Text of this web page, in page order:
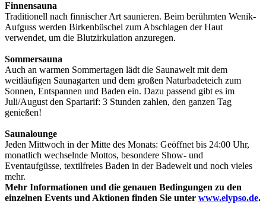
Finnensauna
Traditionell nach finnischer Art saunieren. Beim berühmten Wenik-
Aufguss werden Birkenbüschel zum Abschlagen der Haut
verwendet, um die Blutzirkulation anzuregen.
Sommersauna
Auch an warmen Sommertagen lädt die Saunawelt mit dem
weitläufigen Saunagarten und dem großen Naturbadeteich zum
Sonnen, Entspannen und Baden ein. Dazu passend gibt es im
Juli/August den Spartarif: 3 Stunden zahlen, den ganzen Tag
genießen!
Saunalounge
Jeden Mittwoch in der Mitte des Monats: Geöffnet bis 24:00 Uhr,
monatlich wechselnde Mottos, besondere Show- und
Eventaufgüsse, textilfreies Baden in der Badewelt und noch vieles
mehr.
Mehr Informationen und die genauen Bedingungen zu den
einzelnen Events und Aktionen finden Sie unter www.elypso.de.